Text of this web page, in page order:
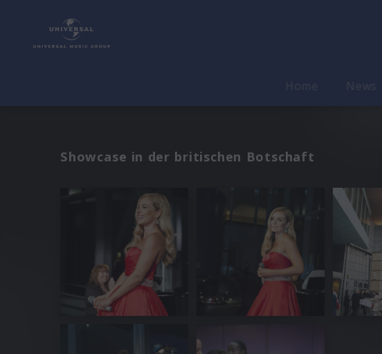
Showcase in der britischen Botschaft